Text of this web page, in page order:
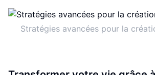
Stratégies avancées pour la